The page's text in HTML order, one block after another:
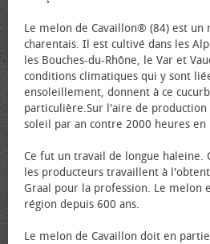
Le melon de Cavaillon® (84) est un
charentais. Il est cultivé dans les
les Bouches-du-Rhône, le Var et
conditions climatiques qui y sont
ensoleillement, donnent à ce
particulière.Sur l'aire de production
soleil par an contre 2000 heures en
Ce fut un travail de longue haleine.
les producteurs travaillent à
Graal pour la profession. Le melon
région depuis 600 ans.
Le melon de Cavaillon doit en